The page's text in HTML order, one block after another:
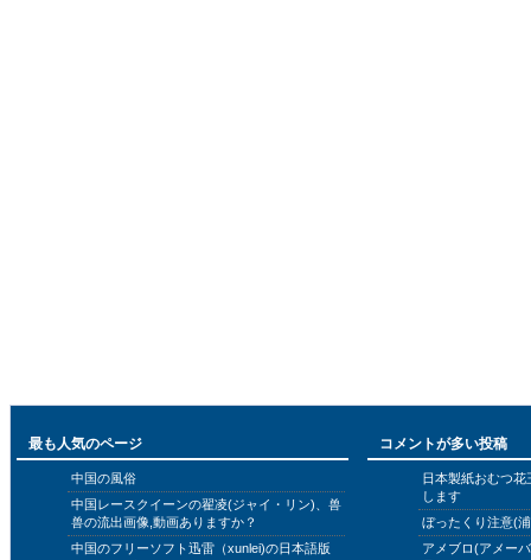
最も人気のページ
中国の風俗
中国レースクイーンの翟凌(ジャイ・リン)、兽
兽の流出画像,動画ありますか？
中国のフリーソフト迅雷（xunlei)の日本語版
コメントが多い投稿
日本製紙おむつ
します
ぼったくり注意(
アメブロ(アメー